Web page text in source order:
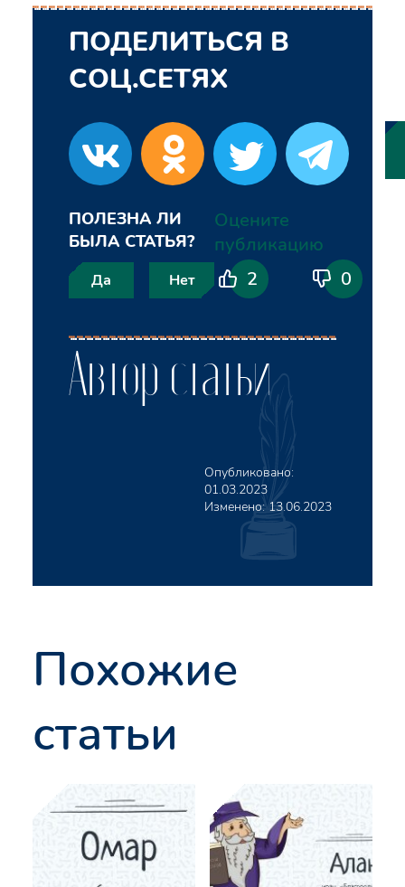
ПОДЕЛИТЬСЯ В
СОЦ.СЕТЯХ
ПОЛЕЗНА ЛИ
БЫЛА СТАТЬЯ?
Да Нет
Оцените
публикацию
2
0
Автор статьи
Опубликовано:
01.03.2023
Изменено:13.06.2023
Похожие
статьи